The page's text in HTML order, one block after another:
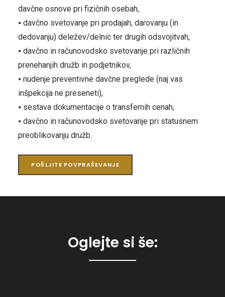
davčne osnove pri fizičnih osebah,
⦁ davčno svetovanje pri prodajah, darovanju (in
dedovanju) deležev/delnic ter drugih odsvojitvah,
⦁ davčno in računovodsko svetovanje pri različnih
prenehanjih družb in podjetnikov,
⦁ nudenje preventivne davčne preglede (naj vas
inšpekcija ne preseneti),
⦁ sestava dokumentacije o transfernih cenah,
⦁ davčno in računovodsko svetovanje pri statusnem
preoblikovanju družb.
POŠLJITE POVPRAŠEVANJE
Oglejte si še: